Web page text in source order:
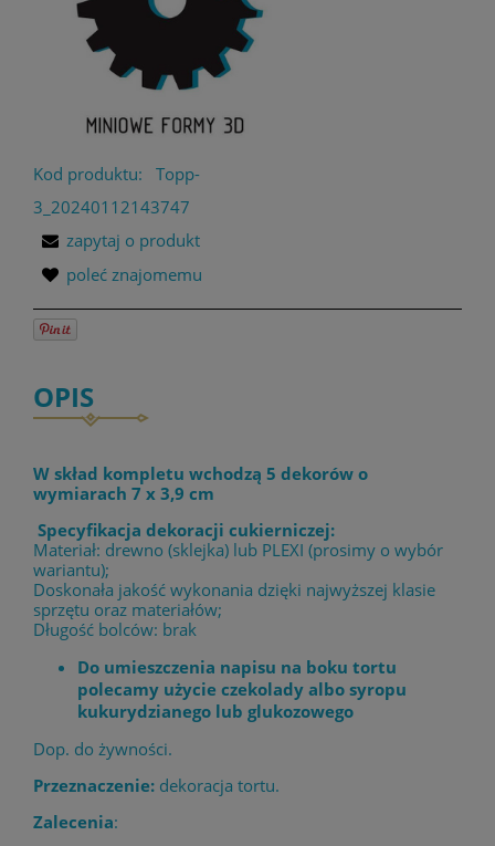
Kod produktu:
Topp-
3_20240112143747
zapytaj o produkt
poleć znajomemu
OPIS
W skład kompletu wchodzą 5 dekorów o
wymiarach 7 x 3,9 cm
Specyfikacja dekoracji cukierniczej:
Materiał: drewno (sklejka) lub PLEXI (prosimy o wybór
wariantu);
Doskonała jakość wykonania dzięki najwyższej klasie
sprzętu oraz materiałów;
Długość bolców: brak
Do umieszczenia napisu na boku tortu
polecamy użycie czekolady albo syropu
kukurydzianego lub glukozowego
Dop. do żywności.
Przeznaczenie: dekoracja tortu.
Zalecenia: